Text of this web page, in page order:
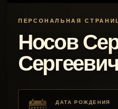
ПЕРСОНАЛЬНАЯ
Носов
Сергеевич
ДАТА РОЖДЕНИЯ